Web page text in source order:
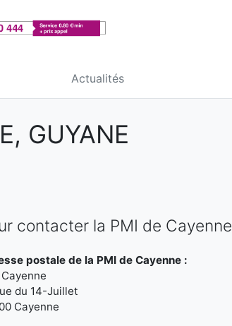
Actualités
GUYANE
contacter la PMI de Cayenne
postale de la PMI de Cayenne :
du 14-Juillet
Cayenne